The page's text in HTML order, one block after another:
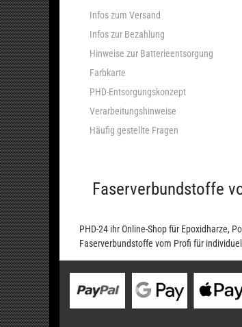
Infos zum Versand
Infos zur Bezahlung
Hinweise zur Batterieentsorgung
Farbkarte
PHD-Entsorgungskonzept
Verarbeitungshinweise
Häufig gestellte Fragen
Faserverbundstoffe
PHD-24 ihr Online-Shop für Epoxidharze,
Faserverbundstoffe vom Profi für